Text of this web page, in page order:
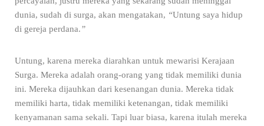
dunia, sudah di surga, akan mengatakan, “Untung saya hidup
di gereja perdana.”
Untung, karena mereka diarahkan untuk mewarisi Kerajaan
Surga. Mereka adalah orang-orang yang tidak memiliki dunia
ini. Mereka dijauhkan dari kesenangan dunia. Mereka tidak
memiliki harta, tidak memiliki ketenangan, tidak memiliki
kenyamanan sama sekali. Tapi luar biasa, karena itulah mereka